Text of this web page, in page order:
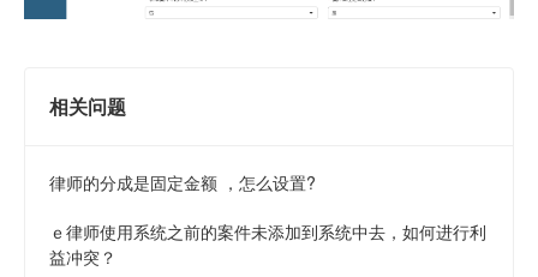
相关问题
律师的分成是固定金额 ，怎么设置?
ｅ律师使用系统之前的案件未添加到系统中去，如何进行利
益冲突？